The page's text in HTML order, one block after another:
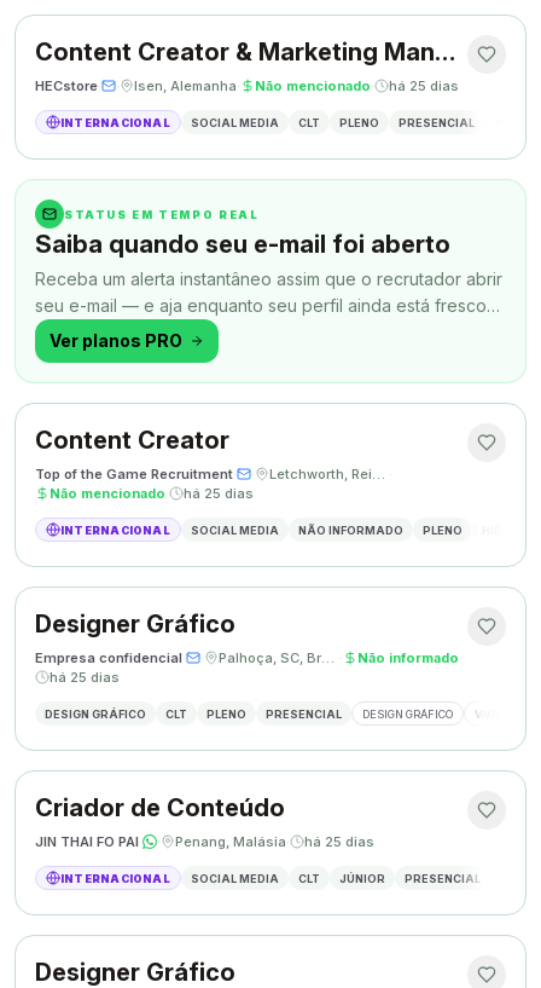
Content Creator & Marketing Manager
HECstore· · Isen, Alemanha· Não mencionado· há 25 dias
INTERNACIONAL SOCIAL MEDIA CLT PLENO PRESENCIAL
STATUS EM TEMPO REAL
Saiba quando seu e-mail foi aberto
Receba um alerta instantâneo assim que o recrutador abrir
seu e-mail — e aja enquanto seu perfil ainda está fresco
na memória.
Ver planos PRO
Content Creator
Top of the Game Recruitment· · Letchworth, Reino Unido ·
Não mencionado· há 25 dias
INTERNACIONAL SOCIAL MEDIA NÃO INFORMADO PLENO
Designer Gráfico
Empresa confidencial· · Palhoça, SC, Brasil · Não informado·
há 25 dias
DESIGN GRÁFICO CLT PLENO PRESENCIAL DESIGN GRÁFICO VAGA
Criador de Conteúdo
JIN THAI FO PAI· · Penang, Malásia· há 25 dias
INTERNACIONAL SOCIAL MEDIA CLT JÚNIOR PRESENCIAL
Designer Gráfico